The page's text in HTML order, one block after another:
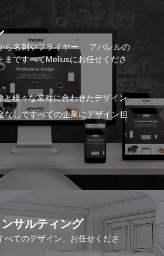
ら名刺やフライヤー、 アパレルの
まですべてMeliusにお任せくださ
と様々な業種に合わせたデザイン
なしですべての企業にデザイン担
サルティング
べてのデザイン、お任せくださ